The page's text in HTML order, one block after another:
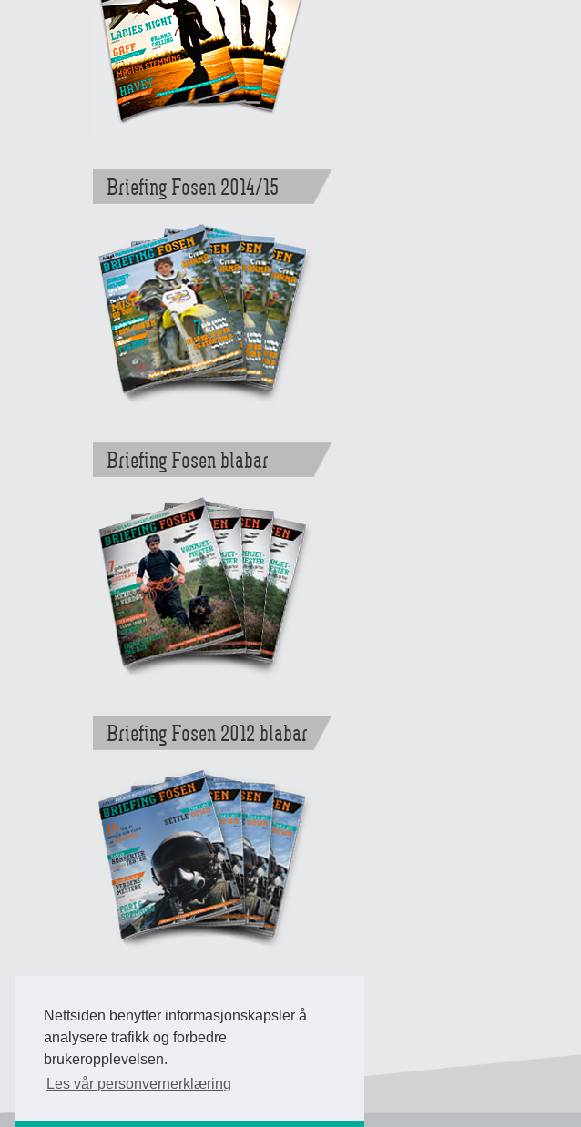
Nettsiden benytter informasjonskapsler å
analysere trafikk og forbedre
brukeropplevelsen.
Les vår personvernerklæring
Briefing Fosen 2014/15
Briefing Fosen blabar
Briefing Fosen 2012 blabar
Back to Top